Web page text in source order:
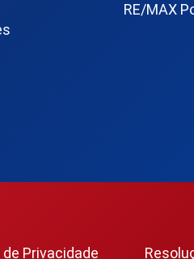
RE/MAX
Privacidade